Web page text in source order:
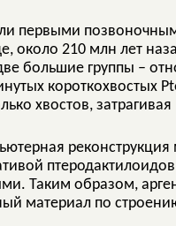
первыми
около 210 млн лет
большие группы –
короткохвостых
хвостов,
Таким образом,
материал по